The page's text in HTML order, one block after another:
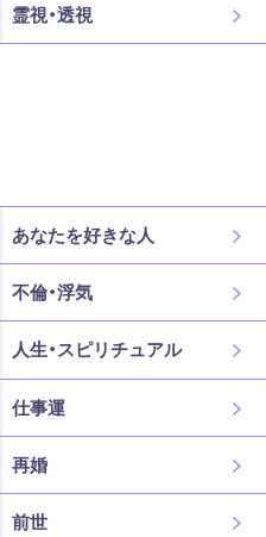
霊視・透視
あなたを好きな人
不倫・浮気
人生・スピリチュアル
仕事運
再婚
前世